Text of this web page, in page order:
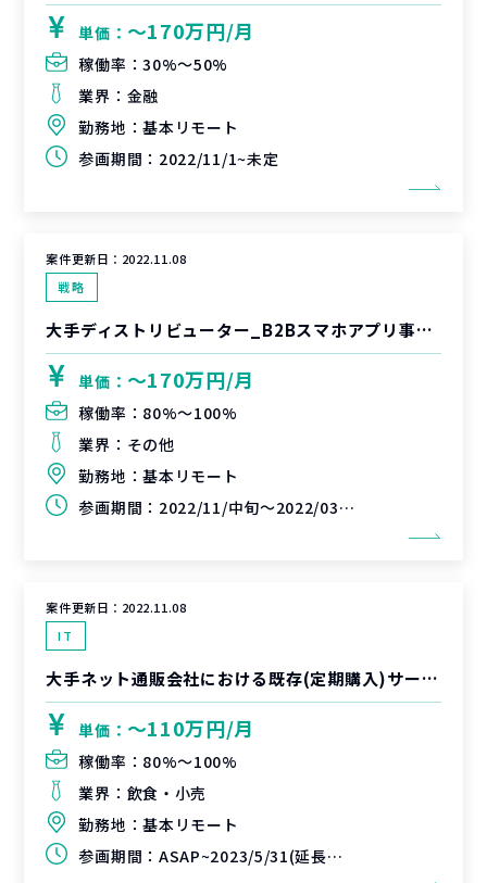
単価： 〜170万円/月
稼働率：30%〜50%
業界： 金融
勤務地：基本リモート
参画期間： 2022/11/1~未定
案件更新日： 2022.11.08
戦略
大手ディストリビューター_B2Bスマホアプリ事業立ち上げ
単価： 〜170万円/月
稼働率： 80%〜100%
業界： その他
勤務地：基本リモート
参画期間： 2022/11/中旬～2022/03/31（延長可能性あり）
案件更新日： 2022.11.08
IT
大手ネット通販会社における既存(定期購入)サービス刷新/業務再設計PJT支援
単価： 〜110万円/月
稼働率： 80%〜100%
業界： 飲食・小売
勤務地：基本リモート
参画期間： ASAP~2023/5/31(延長可能性あり)